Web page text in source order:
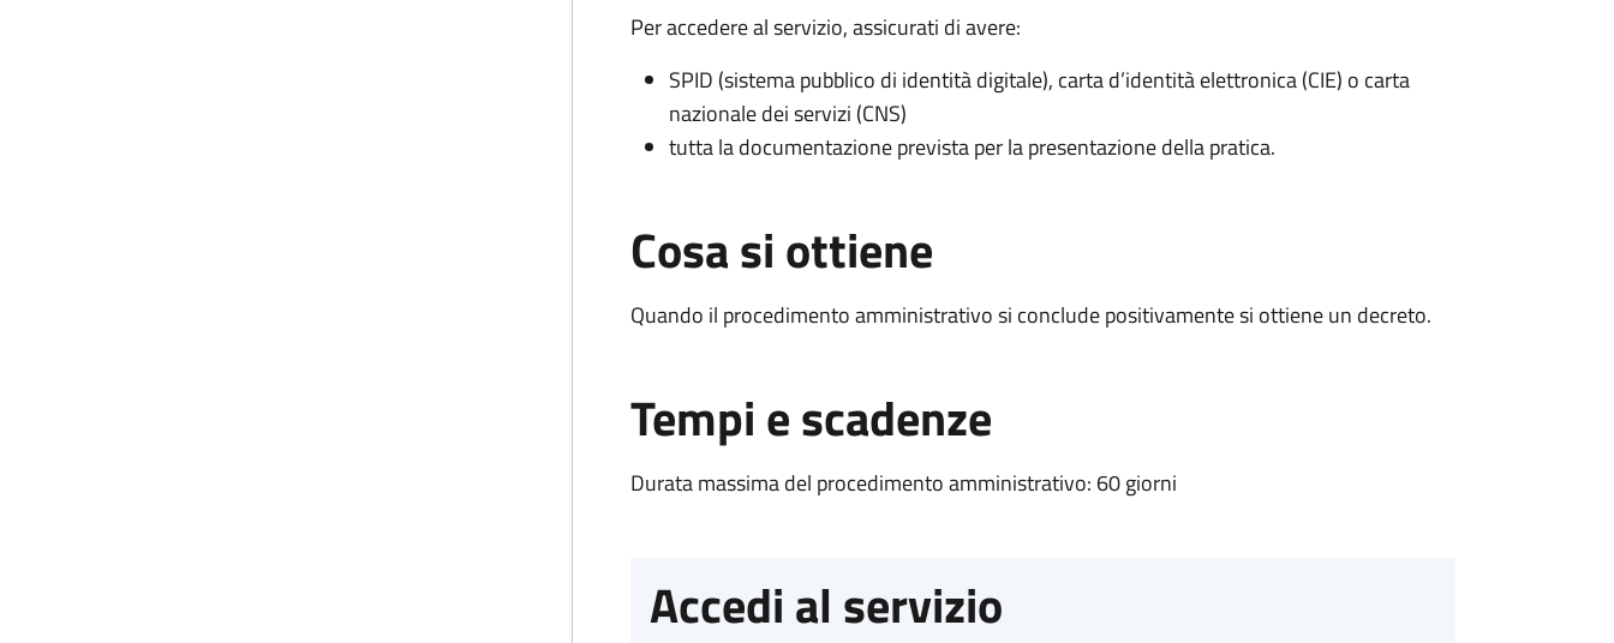
Per accedere al servizio, assicurati di avere:
SPID (sistema pubblico di identità digitale), carta d’identità elettronica (CIE) o carta
nazionale dei servizi (CNS)
tutta la documentazione prevista per la presentazione della pratica.
Cosa si ottiene
Quando il procedimento amministrativo si conclude positivamente si ottiene un decreto.
Tempi e scadenze
Durata massima del procedimento amministrativo: 60 giorni
Accedi al servizio